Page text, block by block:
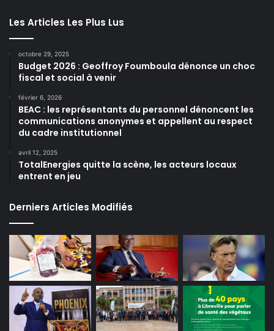
Les Articles Les Plus Lus
octobre 29, 2025
Budget 2026 : Geoffroy Foumboula dénonce un choc
fiscal et social à venir
février 6, 2026
BEAC : les représentants du personnel dénoncent les
communications anonymes et appellent au respect
du cadre institutionnel
avril 12, 2025
TotalEnergies quitte la scène, les acteurs locaux
entrent en jeu
Derniers Articles Modifiés